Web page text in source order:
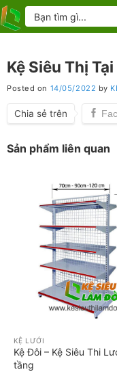
Skip
to
Tìm
kiếm:
Kệ Siêu Thị
Posted on 14/05/2022 by
Chia sẻ trên
Sản phẩm liên quan
KỆ LƯỚI
Kệ Đôi – Kệ Siêu Thi
tầng